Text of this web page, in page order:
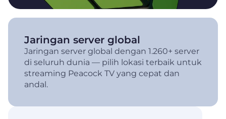
Jaringan server global
Jaringan server global dengan 1.260+ server
di seluruh dunia — pilih lokasi terbaik untuk
streaming Peacock TV yang cepat dan
andal.